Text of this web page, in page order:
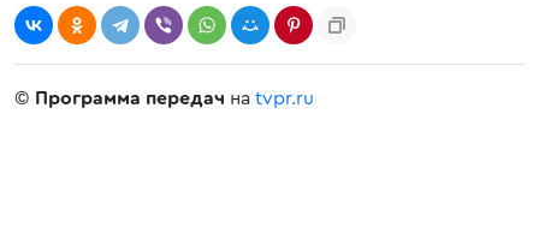
© Программа передач на tvpr.ru